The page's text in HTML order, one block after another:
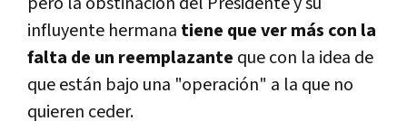
influyente hermana tiene que ver más con la
falta de un reemplazante que con la idea de
que están bajo una "operación" a la que no
quieren ceder.